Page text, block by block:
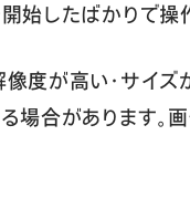
始したばかりで操
度が高い・サイズ
場合があります。